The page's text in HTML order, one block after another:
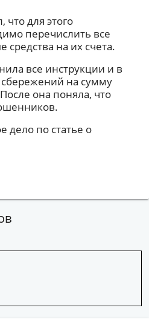
для этого
перечислить все
на их счета.
все инструкции и в
на сумму
она поняла, что
дело по статье о